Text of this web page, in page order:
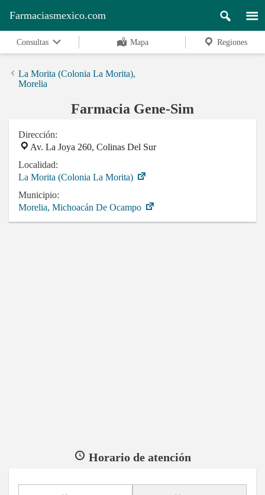
Farmaciasmexico.com
Consultas Mapa Regiones
La Morita (Colonia La Morita),
Morelia
Farmacia Gene-Sim
Dirección:
Av. La Joya 260, Colinas Del Sur
Localidad:
La Morita (Colonia La Morita)
Municipio:
Morelia, Michoacán De Ocampo
Horario de atención